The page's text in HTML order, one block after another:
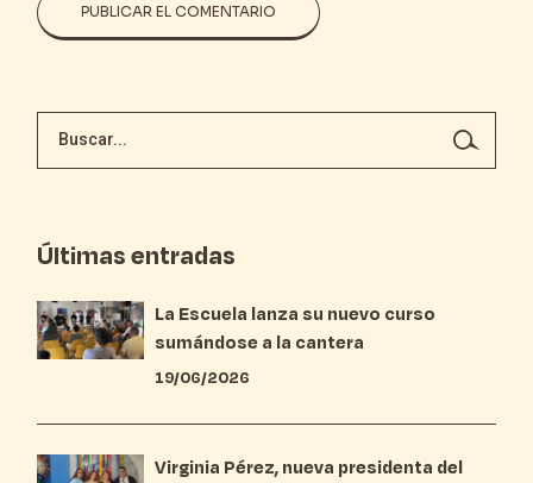
PUBLICAR EL COMENTARIO
Últimas entradas
La Escuela lanza su nuevo curso
sumándose a la cantera
19/06/2026
Virginia Pérez, nueva presidenta del